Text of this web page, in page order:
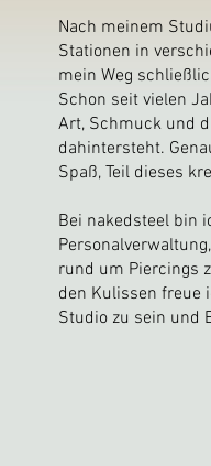
Nach meinem
Stationen in
mein Weg
Schon seit vielen
Art, Schmuck und
dahintersteht.
Spaß, Teil dieses
Bei nakedsteel bin
rund um Piercings
den Kulissen freue
Studio zu sein und